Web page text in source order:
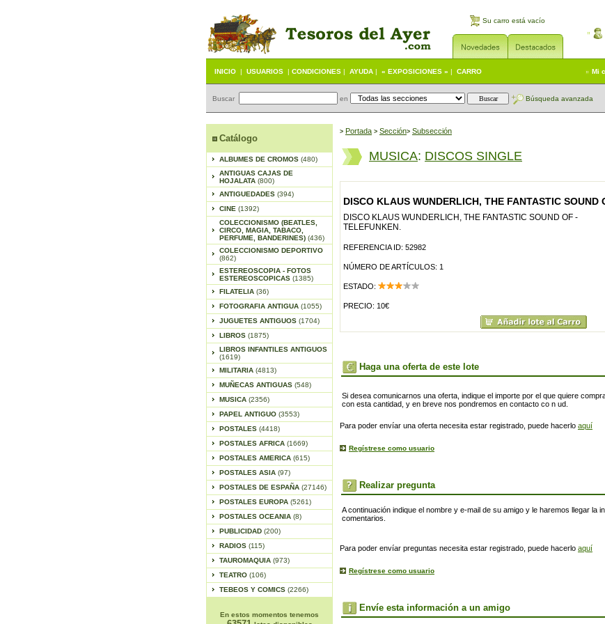
Su carro está vacío
INICIO | USUARIOS | CONDICIONES | AYUDA | « EXPOSICIONES » | CARRO Mi
Buscar en Búsqueda avanzada
Catálogo
ALBUMES DE CROMOS (480)
ANTIGUAS CAJAS DE
HOJALATA (800)
ANTIGUEDADES (394)
CINE (1392)
COLECCIONISMO (BEATLES,
CIRCO, MAGIA, TABACO,
PERFUME, BANDERINES) (436)
COLECCIONISMO DEPORTIVO
(862)
ESTEREOSCOPIA - FOTOS
ESTEREOSCOPICAS (1385)
FILATELIA (36)
FOTOGRAFIA ANTIGUA (1055)
JUGUETES ANTIGUOS (1704)
LIBROS (1875)
LIBROS INFANTILES ANTIGUOS
(1619)
MILITARIA (4813)
MUÑECAS ANTIGUAS (548)
MUSICA (2356)
PAPEL ANTIGUO (3553)
POSTALES (4418)
POSTALES AFRICA (1669)
POSTALES AMERICA (615)
POSTALES ASIA (97)
POSTALES DE ESPAÑA (27146)
POSTALES EUROPA (5261)
POSTALES OCEANIA (8)
PUBLICIDAD (200)
RADIOS (115)
TAUROMAQUIA (973)
TEATRO (106)
TEBEOS Y COMICS (2266)
En estos momentos tenemos
> Portada > Sección> Subsección
MUSICA: DISCOS SINGLE
DISCO KLAUS WUNDERLICH, THE FANTASTIC SOUND
DISCO KLAUS WUNDERLICH, THE FANTASTIC SOUND OF -
TELEFUNKEN.
REFERENCIA ID: 52982
NÚMERO DE ARTÍCULOS: 1
ESTADO:
PRECIO: 10€
Haga una oferta de este lote
Si desea comunicarnos una oferta, indique el importe por el que quiere
con esta cantidad, y en breve nos pondremos en contacto co n ud.
Para poder envíar una oferta necesita estar registrado, puede hacerlo aquí
Regístrese como usuario
Realizar pregunta
A continuación indique el nombre y e-mail de su amigo y le haremos llegar la
comentarios.
Para poder envíar preguntas necesita estar registrado, puede hacerlo aquí
Regístrese como usuario
Envíe esta información a un amigo